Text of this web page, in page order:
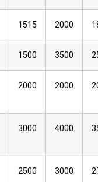
1515 2000
1500 3500
2000 2000
3000 4000
2500 3000